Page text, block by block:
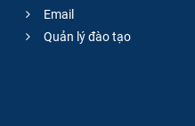
Email
Quản lý đào tạo